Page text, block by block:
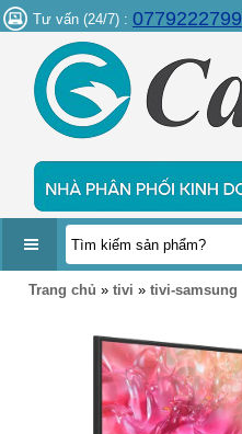
Tư vấn (24/7) : 0779222799
DANH
Trang chủ » tivi » tivi-samsung